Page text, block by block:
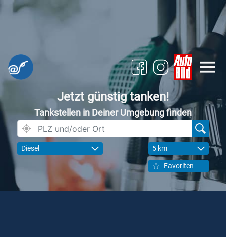
Jetzt günstig tanken!
Tankstellen in Deiner Umgebung finden
Diesel 5 km
Favoriten